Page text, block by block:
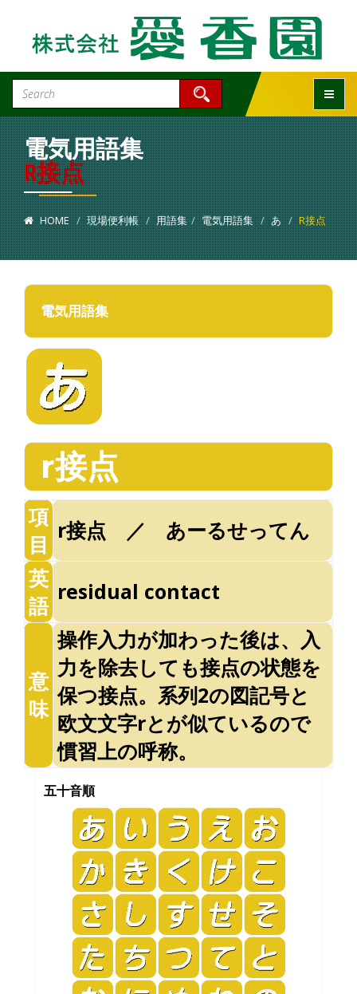
電気用語集
R接点
HOME 現場便利帳 用語集 電気用語集 あ R接点
電気用語集
r接点
項
目
r接点 ／ あーるせってん
英
語
residual contact
意
味
操作入力が加わった後は、入
力を除去しても接点の状態を
保つ接点。系列2の図記号と
欧文文字rとが似ているので
慣習上の呼称。
五十音順